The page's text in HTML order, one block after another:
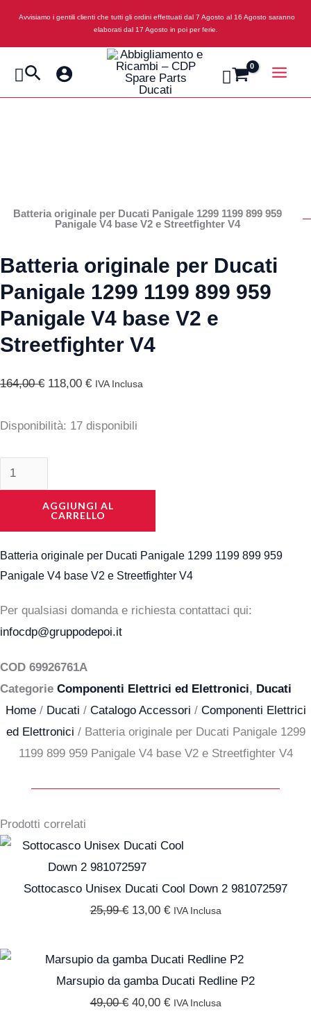
Avvisiamo i gentili clienti che tutti gli ordini effettuati dal 7 Agosto al 16 Agosto saranno
elaborati dal 17 Agosto in poi per ferie.
Cerca
Batteria originale per Ducati Panigale 1299 1199 899 959
Panigale V4 base V2 e Streetfighter V4
Batteria originale per Ducati
Panigale 1299 1199 899 959
Panigale V4 base V2 e
Streetfighter V4
164,00€
era:
164,00 €.
118,00 €
prezzo
attuale
118,00 €.
IVA Inclusa
Disponibilità: 17 disponibili
Ducati
Panigale
V2
e
Streetfighter
quantità
AGGIUNGI AL
CARRELLO
Batteria originale per Ducati Panigale 1299 1199 899 959
Panigale V4 base V2 e Streetfighter V4
Per qualsiasi domanda e richiesta contattaci qui:
infocdp@gruppodepoi.it
COD 69926761A
Categorie Componenti Elettrici ed Elettronici, Ducati
Home/ Ducati / Catalogo Accessori / Componenti Elettrici
ed Elettronici / Batteria originale per Ducati Panigale 1299
1199 899 959 Panigale V4 base V2 e Streetfighter V4
Prodotti correlati
Sottocasco Unisex Ducati Cool Down 2 981072597
25,99€
Il
prezzo
originale
era:
13,00 €
Il
attuale
è:IVA Inclusa
Marsupio da gamba Ducati Redline P2
49,00€
Il
prezzo
originale
40,00 €
Il
prezzo
attuale
IVA Inclusa